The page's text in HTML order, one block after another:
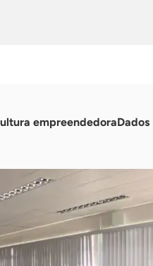
empreendedoraDados